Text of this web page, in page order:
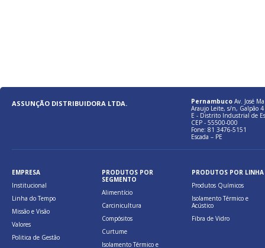
ASSUNÇÃO DISTRIBUIDORA LTDA. Pernambuco Av. José
Araujo Leite, s/n, Galpão 4
E - Distrito Industrial de
CEP - 55500-000
Fone: 81 3476-5151
Escada – PE
EMPRESA
Institucional
Linha do Tempo
Missão e Visão
Valores
Politica de Gestão
PRODUTOS POR
SEGMENTO
Alimentício
Carcinicultura
Compósitos
Curtume
Isolamento Térmico e
PRODUTOS POR LINHA
Produtos Químicos
Isolamento Térmico e
Acústico
Fibra de Vidro